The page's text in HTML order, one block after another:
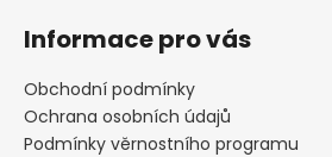
Informace pro vás
Obchodní podmínky
Ochrana osobních údajů
Podmínky věrnostního programu